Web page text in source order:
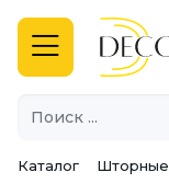
Каталог Шторные